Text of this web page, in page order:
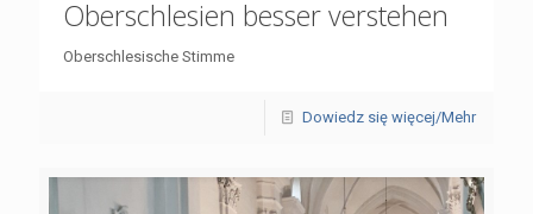
Oberschlesien besser verstehen
Oberschlesische Stimme
Dowiedz się więcej/Mehr